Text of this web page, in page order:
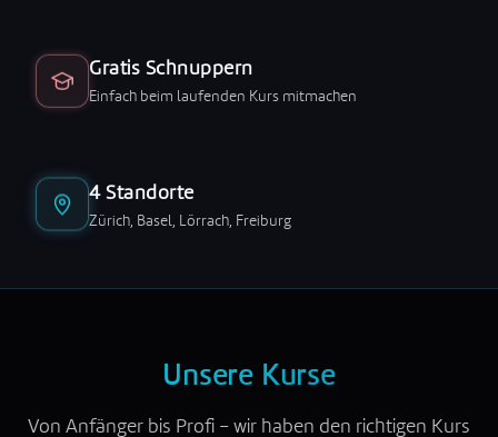
Gratis Schnuppern
Einfach beim laufenden Kurs mitmachen
4 Standorte
Zürich, Basel, Lörrach, Freiburg
Unsere Kurse
Von Anfänger bis Profi – wir haben den richtigen Kurs